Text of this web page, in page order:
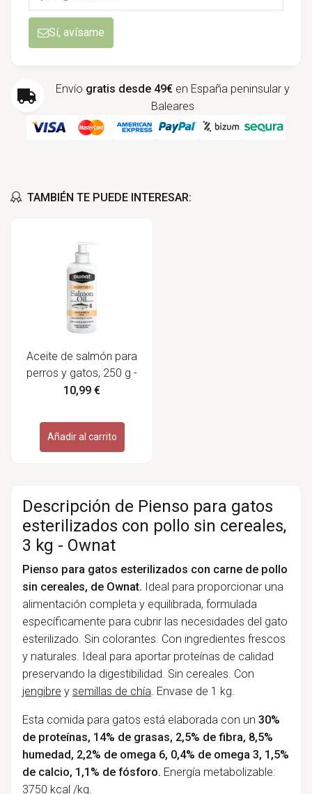
Sí, avísame
Envío gratis desde 49€ en España peninsular y
Baleares
TAMBIÉN TE PUEDE INTERESAR:
Aceite de salmón para
perros y gatos, 250 g -
Ownat
10,99 €
Añadir al carrito
Descripción de Pienso para gatos
esterilizados con pollo sin cereales,
3 kg - Ownat
Pienso para gatos esterilizados con carne de pollo
sin cereales, de Ownat. Ideal para proporcionar una
alimentación completa y equilibrada, formulada
específicamente para cubrir las necesidades del gato
esterilizado. Sin colorantes. Con ingredientes frescos
y naturales. Ideal para aportar proteínas de calidad
preservando la digestibilidad. Sin cereales. Con
jengibre y semillas de chía . Envase de 1 kg.
Esta comida para gatos está elaborada con un 30%
de proteínas, 14% de grasas, 2,5% de fibra, 8,5%
humedad, 2,2% de omega 6, 0,4% de omega 3, 1,5%
de calcio, 1,1% de fósforo. Energía metabolizable:
3750 kcal /kg.